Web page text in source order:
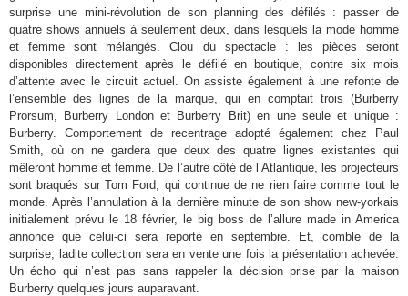
surprise une mini-révolution de son planning des défilés : passer de
quatre shows annuels à seulement deux, dans lesquels la mode homme
et femme sont mélangés. Clou du spectacle : les pièces seront
disponibles directement après le défilé en boutique, contre six mois
d’attente avec le circuit actuel. On assiste également à une refonte de
l’ensemble des lignes de la marque, qui en comptait trois (Burberry
Prorsum, Burberry London et Burberry Brit) en une seule et unique :
Burberry. Comportement de recentrage adopté également chez Paul
Smith, où on ne gardera que deux des quatre lignes existantes qui
mêleront homme et femme. De l’autre côté de l’Atlantique, les projecteurs
sont braqués sur Tom Ford, qui continue de ne rien faire comme tout le
monde. Après l’annulation à la dernière minute de son show new-yorkais
initialement prévu le 18 février, le big boss de l’allure made in America
annonce que celui-ci sera reporté en septembre. Et, comble de la
surprise, ladite collection sera en vente une fois la présentation achevée.
Un écho qui n’est pas sans rappeler la décision prise par la maison
Burberry quelques jours auparavant.